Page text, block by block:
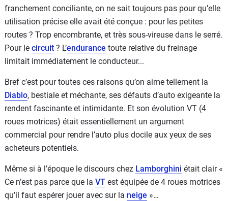
franchement conciliante, on ne sait toujours pas pour qu’elle
utilisation précise elle avait été conçue : pour les petites
routes ? Trop encombrante, et très sous-vireuse dans le serré.
Pour le circuit ? L’endurance toute relative du freinage
limitait immédiatement le conducteur...
Bref c’est pour toutes ces raisons qu’on aime tellement la
Diablo, bestiale et méchante, ses défauts d’auto exigeante la
rendent fascinante et intimidante. Et son évolution VT (4
roues motrices) était essentiellement un argument
commercial pour rendre l’auto plus docile aux yeux de ses
acheteurs potentiels.
Même si à l’époque le discours chez Lamborghini était clair «
Ce n’est pas parce que la VT est équipée de 4 roues motrices
qu’il faut espérer jouer avec sur la neige »…